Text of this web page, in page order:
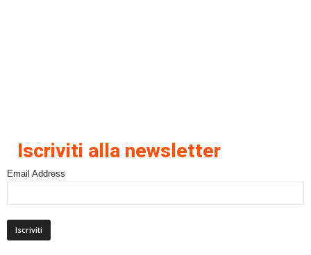
Iscriviti alla newsletter
Email Address